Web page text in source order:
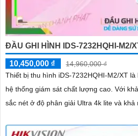
ĐẦU GHI HÌNH IDS-7232HQHI-M2/
10,450,000 ₫
14,960,000 ₫
Thiết bị thu hình iDS-7232HQHI-M2/XT
hệ thống giám sát chất lượng cao. Với khả năng xem hình ảnh
sắc nét ở độ phân giải Ultra 4k lite và khả